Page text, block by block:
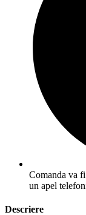
Comanda va
un apel
Descriere